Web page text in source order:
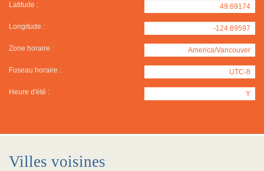
Latitude : 49.69174
Longitude : -124.89597
Zone horaire : America/Vancouver
Fuseau horaire : UTC-8
Heure d'été : Y
Villes voisines